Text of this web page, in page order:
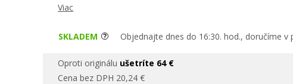
Viac
SKLADEM Objednajte dnes do 16:30. hod., doručíme v
Oproti originálu ušetríte 64 €
Cena bez DPH 20,24 €